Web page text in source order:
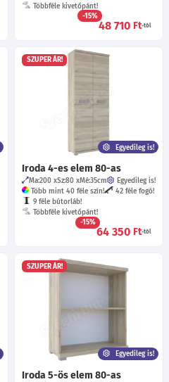
Többféle kivetőpánt!
-15%
48 710 Ft-tól
SZUPER ÁR!
Egyedileg is!
Iroda 4-es elem 80-as
Ma:200 Sz:80 Mé:35cm
Egyedileg is!
Több mint 40 féle szín!
42 féle fogó!
9 féle bútorláb!
Többféle kivetőpánt!
-15%
64 350 Ft-tól
SZUPER ÁR!
Egyedileg is!
Iroda 5-ös elem 80-as